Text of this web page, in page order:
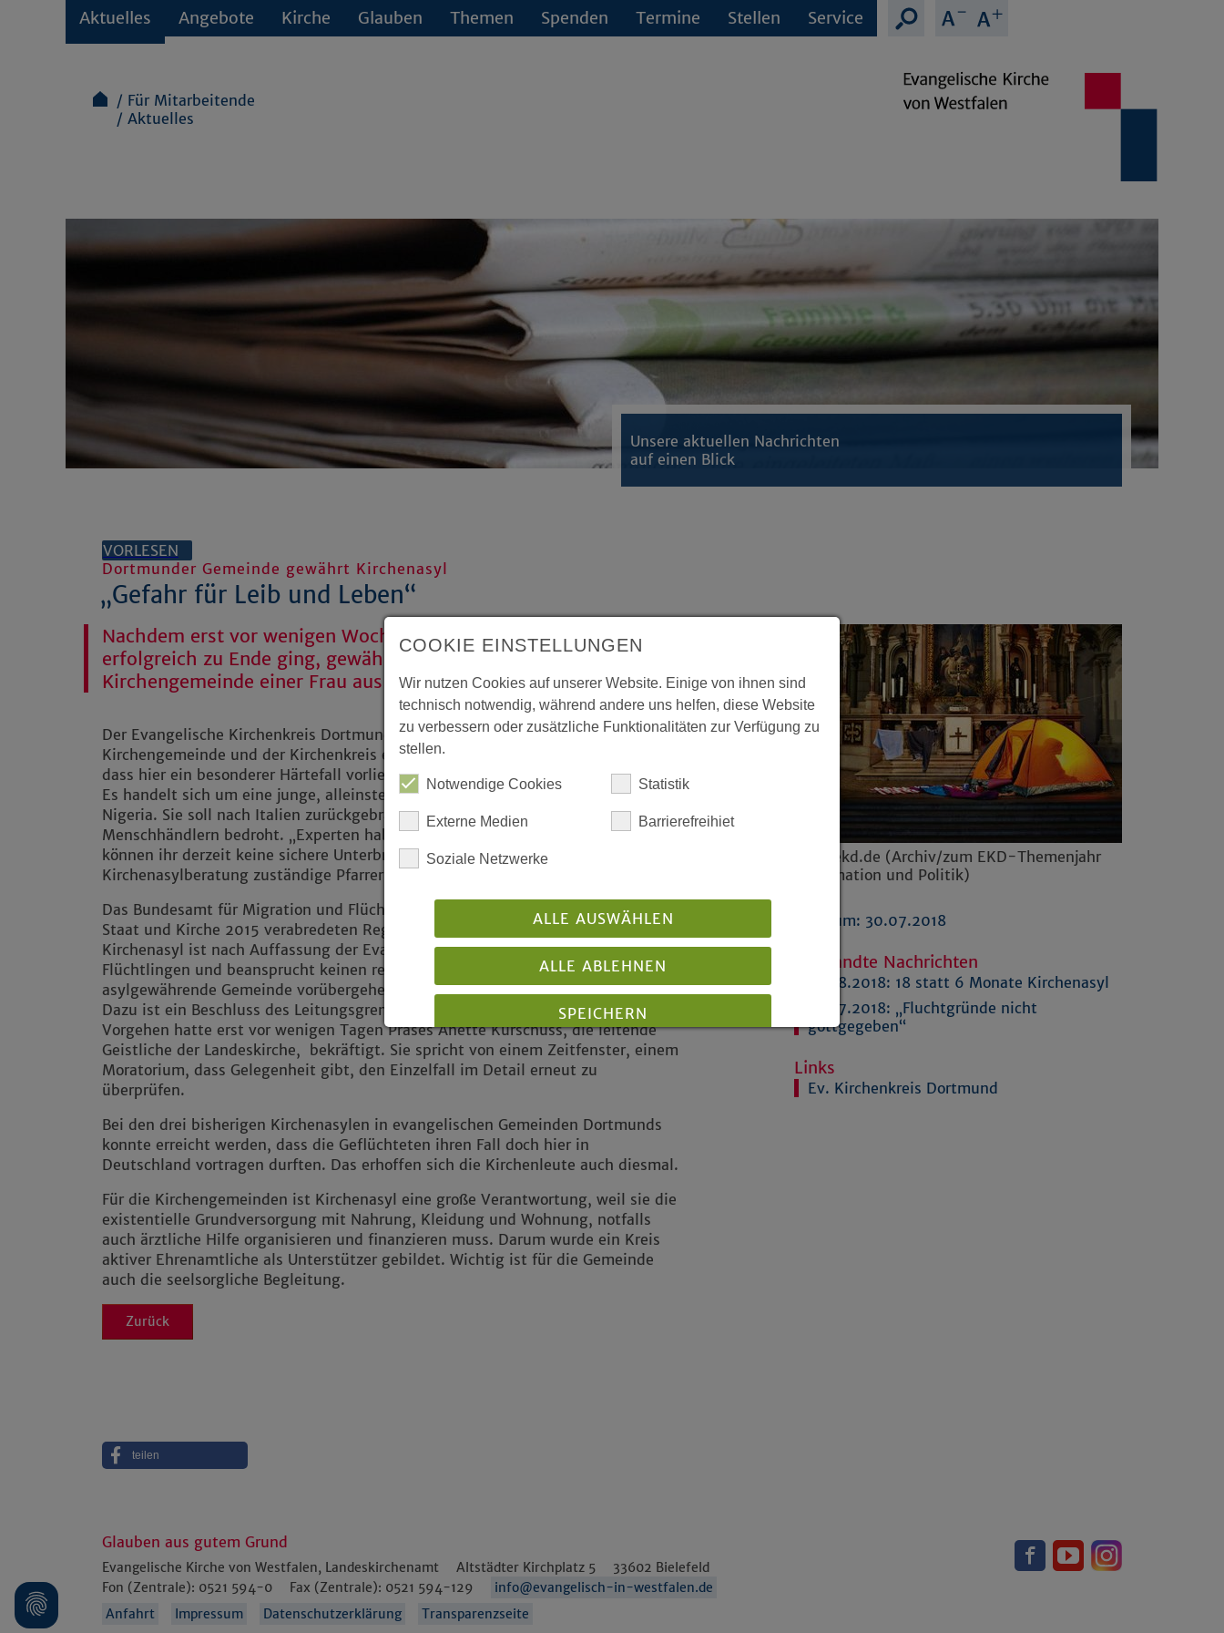
Aktuelles Angebote Kirche Glauben Themen Spenden Termine Stellen Service
Für Mitarbeitende
Aktuelles
Unsere aktuellen Nachrichten
auf einen Blick
VORLESEN
Dortmunder Gemeinde gewährt Kirchenasyl
„Gefahr für Leib und Leben“
Nachdem erst vor wenigen Wochen ein Kirchenasyl in Dortmund
erfolgreich zu Ende ging, gewährt jetzt eine andere
Kirchengemeinde einer Frau aus Afrika Kirchenasyl.
Der Evangelische Kirchenkreis Dortmund teilt mit, dass das Presbyterium der
Kirchengemeinde und der Kirchenkreis einvernehmlich davon überzeugt seien,
dass hier ein besonderer Härtefall vorliegt, also eine Gefahr für Leib und Leben.
Es handelt sich um eine junge, alleinstehende Frau christlichen Glaubens aus
Nigeria. Sie soll nach Italien zurückgebracht werden, ist dort aber von
Menschhändlern bedroht. „Experten haben uns versichert: Die Behörden dort
können ihr derzeit keine sichere Unterbringung garantieren“, so der für die
Kirchenasylberatung zuständige Pfarrer Friedrich Stiller.
Das Bundesamt für Migration und Flüchtlinge wurde entsprechend den zwischen
Staat und Kirche 2015 verabredeten Regeln vorab informiert. Denn ein
Kirchenasyl ist nach Auffassung der Evangelischen Kirche kein Verstecken von
Flüchtlingen und beansprucht keinen rechtsfreien Raum. Vielmehr stellt sich die
asylgewährende Gemeinde vorübergehend zwischen Behörde und Betroffene.
Dazu ist ein Beschluss des Leitungsgremiums der Gemeinde notwendig. Dieses
Vorgehen hatte erst vor wenigen Tagen Präses Anette Kurschuss, die leitende
Geistliche der Landeskirche, bekräftigt. Sie spricht von einem Zeitfenster, einem
Moratorium, dass Gelegenheit gibt, den Einzelfall im Detail erneut zu
überprüfen.
Bei den drei bisherigen Kirchenasylen in evangelischen Gemeinden Dortmunds
konnte erreicht werden, dass die Geflüchteten ihren Fall doch hier in
Deutschland vortragen durften. Das erhoffen sich die Kirchenleute auch diesmal.
Für die Kirchengemeinden ist Kirchenasyl eine große Verantwortung, weil sie die
existentielle Grundversorgung mit Nahrung, Kleidung und Wohnung, notfalls
auch ärztliche Hilfe organisieren und finanzieren muss. Darum wurde ein Kreis
aktiver Ehrenamtliche als Unterstützer gebildet. Wichtig ist für die Gemeinde
auch die seelsorgliche Begleitung.
Zurück
Foto: ekd.de (Archiv/zum EKD-Themenjahr
Reformation und Politik)
Datum: 30.07.2018
Verwandte Nachrichten
15.08.2018: 18 statt 6 Monate Kirchenasyl
17.07.2018: „Fluchtgründe nicht
gottgegeben“
Links
Ev. Kirchenkreis Dortmund
teilen
Glauben aus gutem Grund
Evangelische Kirche von Westfalen, Landeskirchenamt Altstädter Kirchplatz 5 33602 Bielefeld
Fon (Zentrale): 0521 594-0 Fax (Zentrale): 0521 594-129
info@evangelisch-in-westfalen.de
Anfahrt
Impressum Datenschutzerklärung Transparenzseite
COOKIE EINSTELLUNGEN
Wir nutzen Cookies auf unserer Website. Einige von ihnen sind
technisch notwendig, während andere uns helfen, diese Website
zu verbessern oder zusätzliche Funktionalitäten zur Verfügung zu
stellen.
Notwendige Cookies Statistik
Externe Medien Barrierefreihiet
Soziale Netzwerke
ALLE AUSWÄHLEN
ALLE ABLEHNEN
SPEICHERN
Details anzeigen